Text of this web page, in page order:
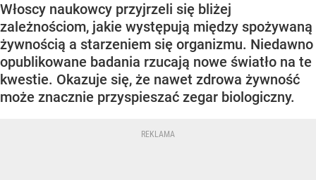
Włoscy naukowcy przyjrzeli się bliżej
zależnościom, jakie występują między spożywaną
żywnością a starzeniem się organizmu. Niedawno
opublikowane badania rzucają nowe światło na te
kwestie. Okazuje się, że nawet zdrowa żywność
może znacznie przyspieszać zegar biologiczny.